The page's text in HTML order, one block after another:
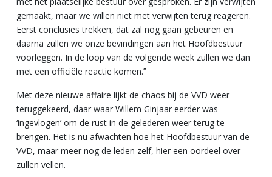
gemaakt, maar we willen niet met verwijten terug reageren.
Eerst conclusies trekken, dat zal nog gaan gebeuren en
daarna zullen we onze bevindingen aan het Hoofdbestuur
voorleggen. In de loop van de volgende week zullen we dan
met een officiële reactie komen.’’
Met deze nieuwe affaire lijkt de chaos bij de VVD weer
teruggekeerd, daar waar Willem Ginjaar eerder was
‘ingevlogen’ om de rust in de gelederen weer terug te
brengen. Het is nu afwachten hoe het Hoofdbestuur van de
VVD, maar meer nog de leden zelf, hier een oordeel over
zullen vellen.